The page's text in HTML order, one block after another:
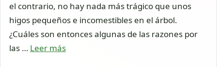
el contrario, no hay nada más trágico que unos
higos pequeños e incomestibles en el árbol.
¿Cuáles son entonces algunas de las razones por
las … Leer más